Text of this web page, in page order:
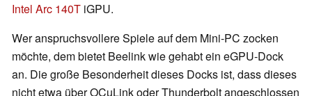
Intel Arc 140T iGPU.
Wer anspruchsvollere Spiele auf dem Mini-PC zocken
möchte, dem bietet Beelink wie gehabt ein eGPU-Dock
an. Die große Besonderheit dieses Docks ist, dass dieses
nicht etwa über OCuLink oder Thunderbolt angeschlossen